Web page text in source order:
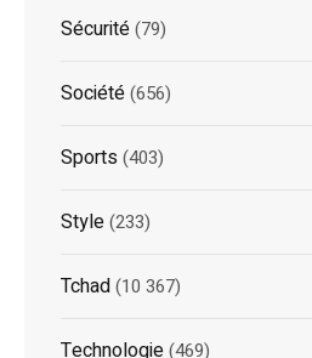
Sécurité(79)
Société(656)
Sports(403)
Style(233)
Tchad(10 367)
Technologie(469)